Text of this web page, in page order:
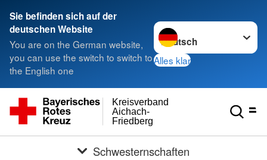
Sie befinden sich auf der
deutschen Website
You are on the German website,
you can use the switch to switch to
the English one
Sprache wechseln zu
Alles klar
Friedberg
Aichach-
Kreisverband
Schwesternschaften